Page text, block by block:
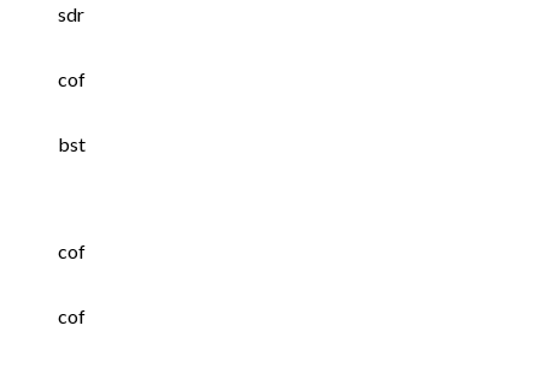
sdr
cof
bst
cof
cof